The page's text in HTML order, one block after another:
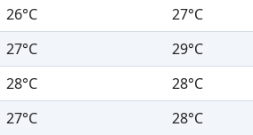
26°C 27°C
27°C 29°C
28°C 28°C
27°C 28°C